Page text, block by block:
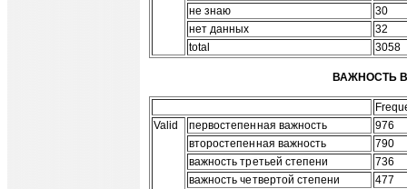
не знаю
30
нет данных
32
total
3058
ВАЖНОСТЬ
Valid
первостепенная важность
976
второстепенная важность
790
важность третьей степени
736
важность четвертой степени
477